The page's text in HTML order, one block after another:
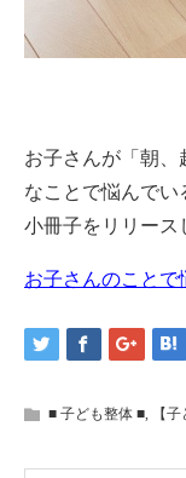
お子さんが「朝、
なことで悩んでい
小冊子をリリース
お子さんのことで
■ 子ども整体 ■ 【